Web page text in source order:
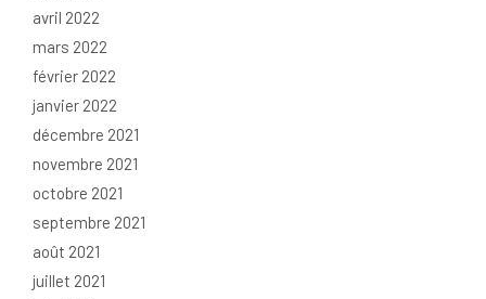
avril 2022
mars 2022
février 2022
janvier 2022
décembre 2021
novembre 2021
octobre 2021
septembre 2021
août 2021
juillet 2021